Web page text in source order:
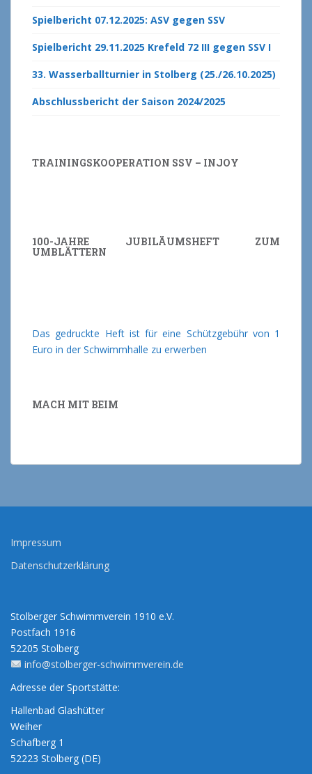
Spielbericht 07.12.2025: ASV gegen SSV
Spielbericht 29.11.2025 Krefeld 72 III gegen SSV I
33. Wasserballturnier in Stolberg (25./26.10.2025)
Abschlussbericht der Saison 2024/2025
TRAININGSKOOPERATION SSV – INJOY
100-JAHRE JUBILÄUMSHEFT ZUM
UMBLÄTTERN
Das gedruckte Heft ist für eine Schützgebühr von 1
Euro in der Schwimmhalle zu erwerben
MACH MIT BEIM
Impressum
Datenschutzerklärung
Stolberger Schwimmverein 1910 e.V.
Postfach 1916
52205 Stolberg
info@stolberger-schwimmverein.de
Adresse der Sportstätte:
Hallenbad Glashütter
Weiher
Schafberg 1
52223 Stolberg (DE)